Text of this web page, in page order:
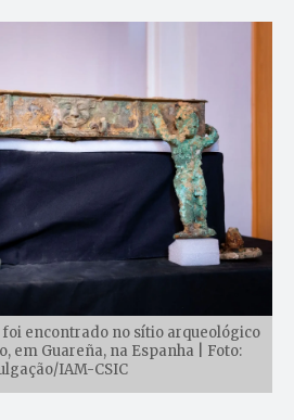
encontrado no sítio arqueológico
em Guareña, na Espanha | Foto:
IAM-CSIC